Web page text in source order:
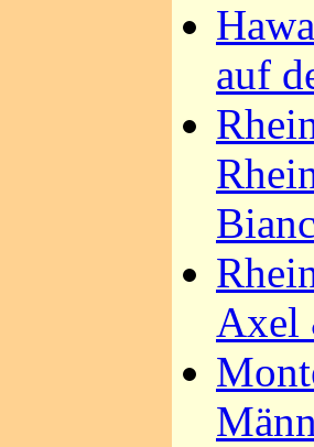
auf
Axel